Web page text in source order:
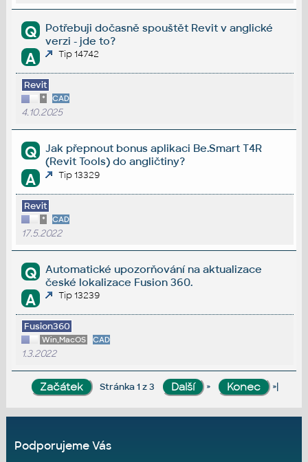
Q
Potřebuji dočasně spouštět Revit v anglické
verzi - jde to?
A Tip 14742
Revit
* CAD
4.10.2025
Q
Jak přepnout bonus aplikaci Be.Smart T4R
(Revit Tools) do angličtiny?
A Tip 13329
Revit
* CAD
17.5.2022
Q
Automatické upozorňování na aktualizace
české lokalizace Fusion 360.
A Tip 13239
Fusion360
Win,MacOS CAD
1.3.2022
Stránka 1 z 3 » »|
Podporujeme Vás